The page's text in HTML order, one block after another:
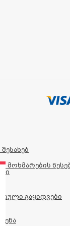
მოხმარების
გაყიდვები